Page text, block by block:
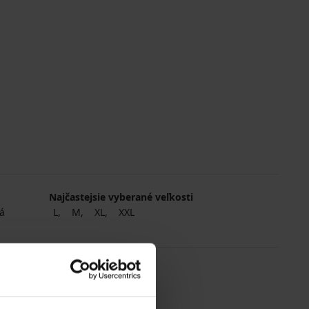
Najčastejsie vyberané veľkosti
L
M XL XXL